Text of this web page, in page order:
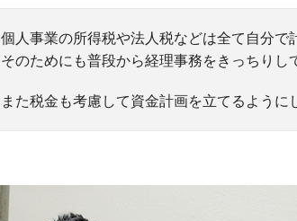
個人事業の所得税や法人税などは全て自分で
そのためにも普段から経理事務をきっちりし
また税金も考慮して資金計画を立てるように